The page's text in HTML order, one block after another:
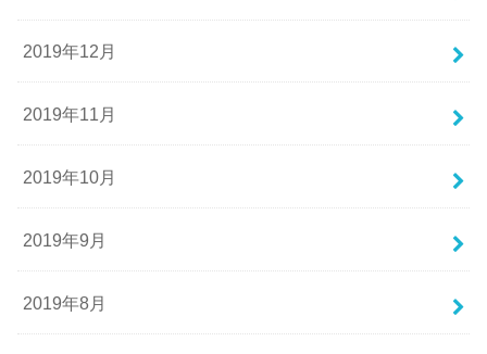
2019年12月
2019年11月
2019年10月
2019年9月
2019年8月